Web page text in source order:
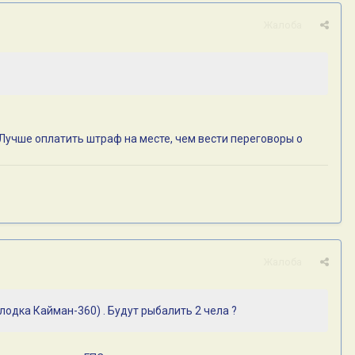
оплатить штраф на месте, чем вести переговоры о
Кайман-360) . Будут рыбалить 2 чела ?